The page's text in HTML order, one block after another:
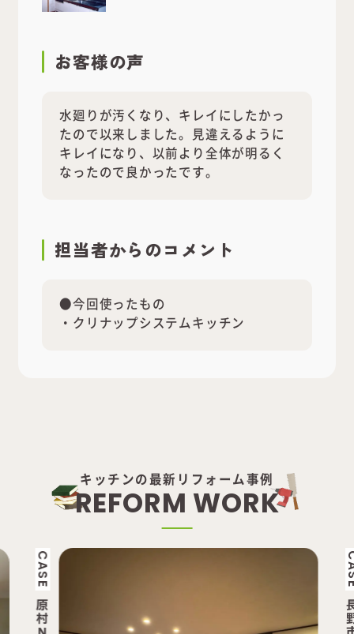
お客様の声
水廻りが汚くなり、キレイにしたかっ
たので以来しました。見違えるように
キレイになり、以前より全体が明るく
なったので良かったです。
担当者からのコメント
●今回使ったもの
・クリナップシステムキッチン
キッチンの最新リフォーム事例
REFORM WORK
CASE